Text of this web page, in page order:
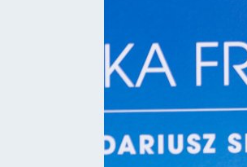
formularzu konieczne jest podanie
telefonu oraz adres e-mail.
są prawdziwe, natomiast